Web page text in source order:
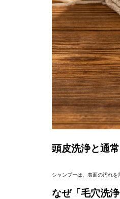
頭皮洗浄と通
シャンプーは、表面の汚れを
なぜ「毛穴洗